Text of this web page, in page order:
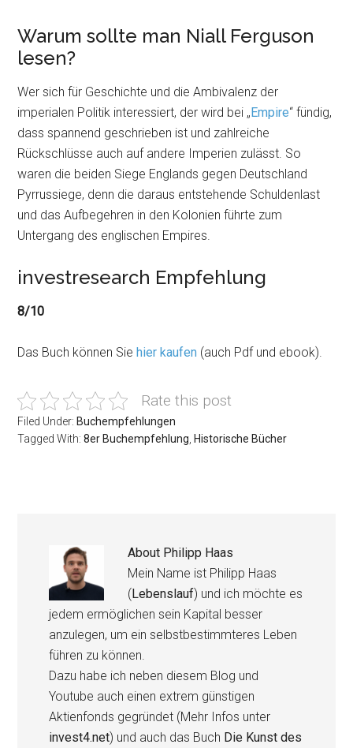
Warum sollte man Niall Ferguson
lesen?
Wer sich für Geschichte und die Ambivalenz der
imperialen Politik interessiert, der wird bei „Empire“ fündig,
dass spannend geschrieben ist und zahlreiche
Rückschlüsse auch auf andere Imperien zulässt. So
waren die beiden Siege Englands gegen Deutschland
Pyrrussiege, denn die daraus entstehende Schuldenlast
und das Aufbegehren in den Kolonien führte zum
Untergang des englischen Empires.
investresearch Empfehlung
8/10
Das Buch können Siehier kaufen (auch Pdf und ebook).
Rate this post
Filed Under: Buchempfehlungen
Tagged With:8er Buchempfehlung Historische Bücher
About Philipp Haas
Mein Name ist Philipp Haas
(Lebenslauf) und ich möchte es
jedem ermöglichen sein Kapital besser
anzulegen, um ein selbstbestimmteres Leben
führen zu können.
Dazu habe ich neben diesem Blog und
Youtube auch einen extrem günstigen
Aktienfonds gegründet (Mehr Infos unter
invest4.net) und auch das Buch Die Kunst des